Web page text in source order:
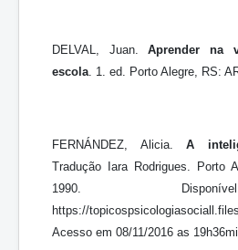
DELVAL, Juan.Aprender na
escola . 1. ed. Porto Alegre, RS:
FERNÁNDEZ, Alicia. A
Tradução Iara Rodrigues. Porto
1990.
https://
Acesso em 08/11/2016 as